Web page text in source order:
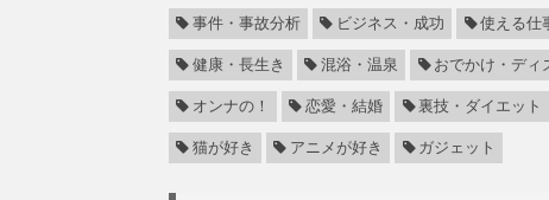
事件・事故分析 ビジネス・成功 使える仕
健康・長生き 混浴・温泉 おでかけ・ディ
オンナの！ 恋愛・結婚 裏技・ダイエット
猫が好き アニメが好き ガジェット